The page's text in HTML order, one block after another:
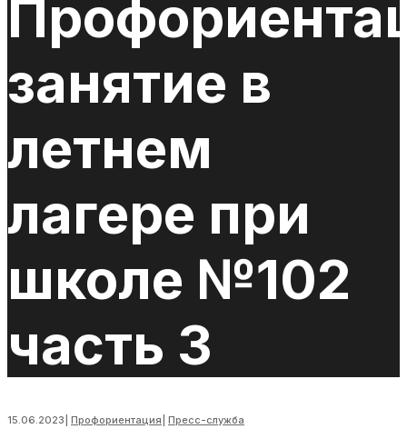
занятие в
летнем
лагере при
школе №102
часть 3
15.06.2023 Профориентация Пресс-служба